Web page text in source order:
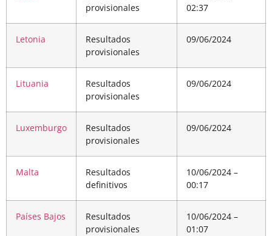
provisionales
02:37
Letonia
Resultados
provisionales
09/06/2024
Lituania
Resultados
provisionales
09/06/2024
Luxemburgo
Resultados
provisionales
09/06/2024
Malta
Resultados
definitivos
10/06/2024 –
00:17
Países Bajos
Resultados
provisionales
10/06/2024 –
01:07